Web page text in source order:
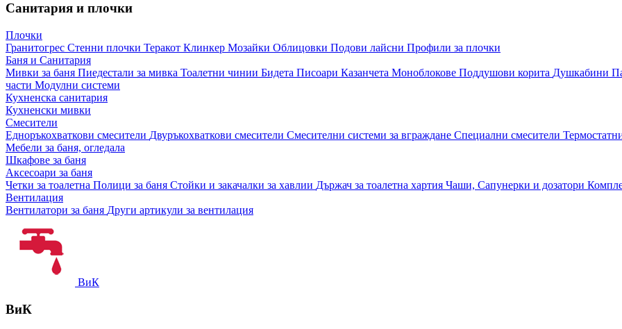
Санитария и плочки
Плочки
Гранитогрес Стенни плочки Теракот Клинкер Мозайки Облицовки Подови лайсни Профили за плочки
Баня и Санитария
Мивки за баня Пиедестали за мивка Тоалетни чинии Бидета Писоари Казанчета Моноблокове Поддушови корита Душкабини
части Модулни системи
Кухненска санитария
Кухненски мивки
Смесители
Едноръкохваткови смесители Двуръкохваткови смесители Смесителни системи за вграждане Специални смесители
Мебели за баня, огледала
Шкафове за баня
Аксесоари за баня
Четки за тоалетна Полици за баня Стойки и закачалки за хавлии Държач за тоалетна хартия Чаши, Сапунерки и дозатори
Вентилация
Вентилатори за баня Други артикули за вентилация
ВиК
ВиК